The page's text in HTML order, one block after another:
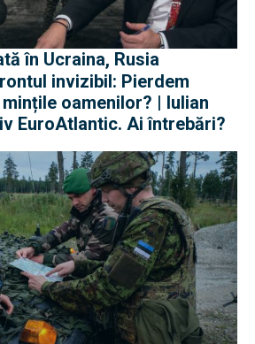
invizibil: Pierdem
oamenilor? | Iulian
EuroAtlantic. Ai întrebări?